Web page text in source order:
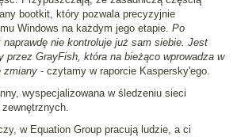
bootkit, który pozwala precyzyjnie
Windows na każdym jego etapie. Po
nie kontroluje już sam siebie. Jest
przez GrayFish, która na bieżąco wprowadza w
zmiany - czytamy w raporcie Kaspersky'ego.
wyspecjalizowana w śledzeniu sieci
w Equation Group pracują ludzie, a ci